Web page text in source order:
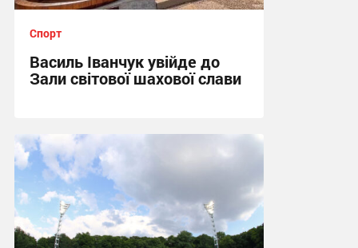
Спорт
Василь Іванчук увійде до
Зали світової шахової слави
22:05 вчора